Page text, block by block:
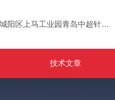
山东省青岛市城阳区上马工业园青岛中超针织有限公司院内东办公楼三层
技术文章